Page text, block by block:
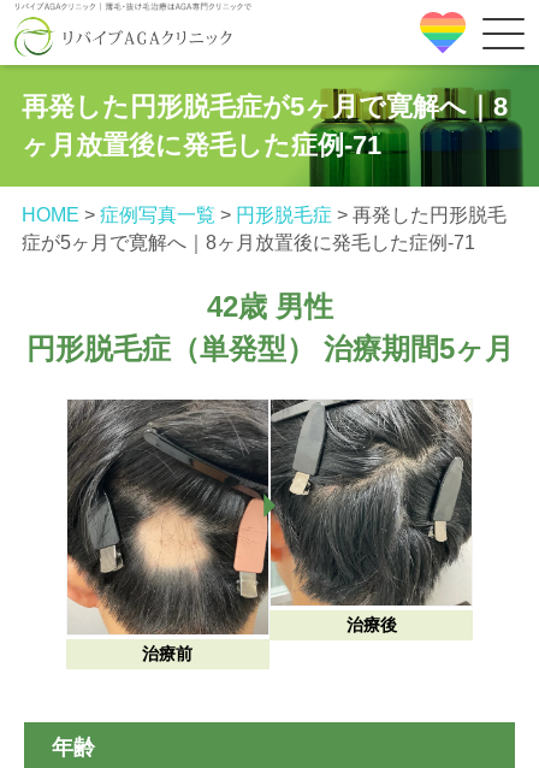
再発した円形脱毛症が5ヶ月で寛解へ｜8
ヶ月放置後に発毛した症例‐71
HOME > 症例写真一覧 > 円形脱毛症 > 再発した円形脱毛
症が5ヶ月で寛解へ｜8ヶ月放置後に発毛した症例‐71
42歳 男性
円形脱毛症（単発型） 治療期間5ヶ月
治療前
治療後
年齢